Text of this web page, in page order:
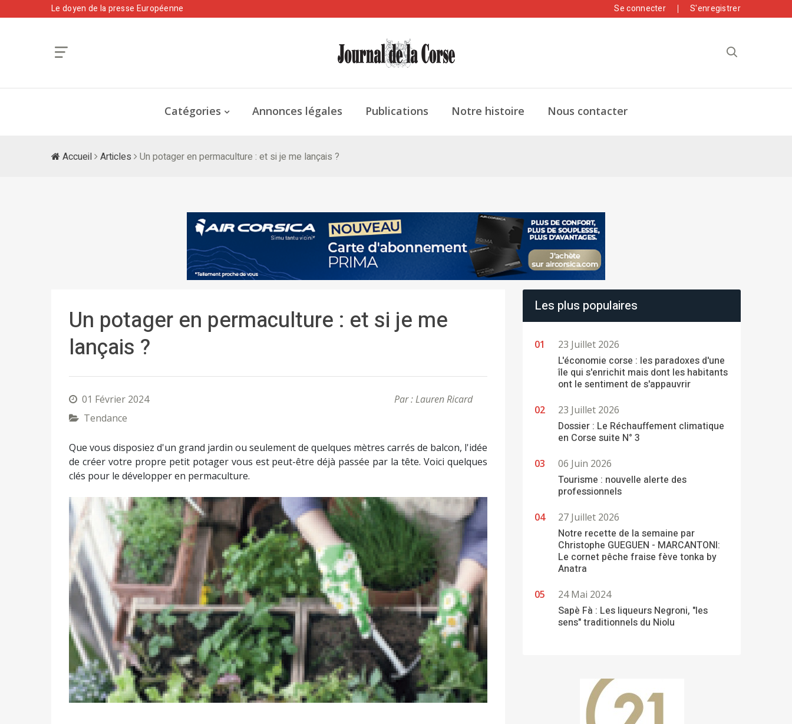
Le doyen de la presse Européenne Se connecter S'enregistrer
Catégories Annonces légales Publications Notre histoire Nous contacter
Accueil Articles Un potager en permaculture : et si je me lançais ?
Un potager en permaculture : et si je me
lançais ?
01 Février 2024
Par : Lauren Ricard
Tendance
Que vous disposiez d'un grand jardin ou seulement de quelques mètres carrés de balcon, l'idée
de créer votre propre petit potager vous est peut-être déjà passée par la tête. Voici quelques
clés pour le développer en permaculture.
Les plus populaires
23 Juillet 2026
L'économie corse : les paradoxes d'une
île qui s'enrichit mais dont les habitants
ont le sentiment de s'appauvrir
23 Juillet 2026
Dossier : Le Réchauffement climatique
en Corse suite N° 3
06 Juin 2026
Tourisme : nouvelle alerte des
professionnels
27 Juillet 2026
Notre recette de la semaine par
Christophe GUEGUEN - MARCANTONI:
Le cornet pêche fraise fève tonka by
Anatra
24 Mai 2024
Sapè Fà : Les liqueurs Negroni, "les
sens" traditionnels du Niolu